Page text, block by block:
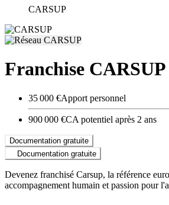
CARSUP
Franchise CARSUP
35 000 €Apport personnel
900 000 €CA potentiel après 2 ans
Documentation gratuite
Documentation gratuite
Devenez franchisé Carsup, la référence
accompagnement humain et passion pour